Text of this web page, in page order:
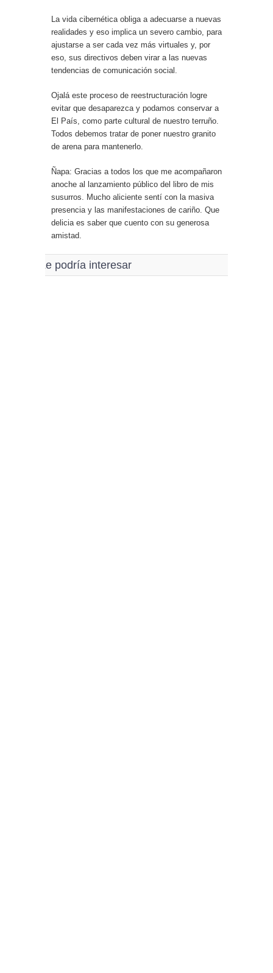
La vida cibernética obliga a adecuarse a nuevas
realidades y eso implica un severo cambio, para
ajustarse a ser cada vez más virtuales y, por
eso, sus directivos deben virar a las nuevas
tendencias de comunicación social.
Ojalá este proceso de reestructuración logre
evitar que desaparezca y podamos conservar a
El País, como parte cultural de nuestro terruño.
Todos debemos tratar de poner nuestro granito
de arena para mantenerlo.
Ñapa: Gracias a todos los que me acompañaron
anoche al lanzamiento público del libro de mis
susurros. Mucho aliciente sentí con la masiva
presencia y las manifestaciones de cariño. Que
delicia es saber que cuento con su generosa
amistad.
Le podría interesar